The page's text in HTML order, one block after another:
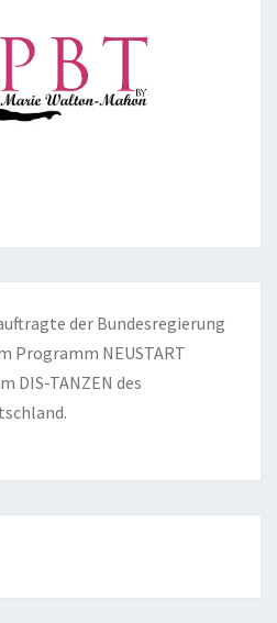
der Bundesregierung
Programm NEUSTART
DIS-TANZEN des